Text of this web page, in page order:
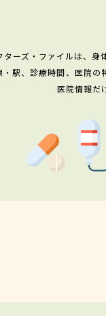
ターズ・ファイルは、
駅、診療時間、医院の
医院情報だ